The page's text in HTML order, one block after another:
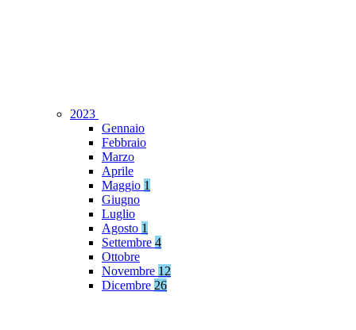
2023
Gennaio
Febbraio
Marzo
Aprile
Maggio 1
Giugno
Luglio
Agosto 1
Settembre 4
Ottobre
Novembre 12
Dicembre 26